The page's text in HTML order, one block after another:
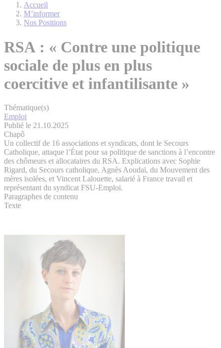
Accueil
M’informer
Nos Positions
RSA : « Contre une politique
sociale de plus en plus
coercitive et infantilisante »
Thématique(s)
Emploi
Publié le 21.10.2025
Chapô
Un collectif de 16 associations et syndicats, dont le Secours
Catholique, attaque l’État pour sa politique de sanctions à l’encontre
des chômeurs et allocataires du RSA. Explications avec Sophie
Rigard, du Secours catholique, Agnès Aoudaï, du Mouvement des
mères isolées, et Vincent Lalouette, salarié à France travail et
représentant du syndicat FSU-Emploi.
Paragraphes de contenu
Texte